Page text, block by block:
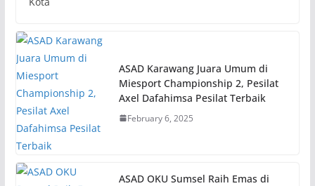
ASAD Karawang Juara Umum di
Miesport Championship 2, Pesilat
Axel Dafahimsa Pesilat Terbaik
February 6, 2025
ASAD OKU Sumsel Raih Emas di